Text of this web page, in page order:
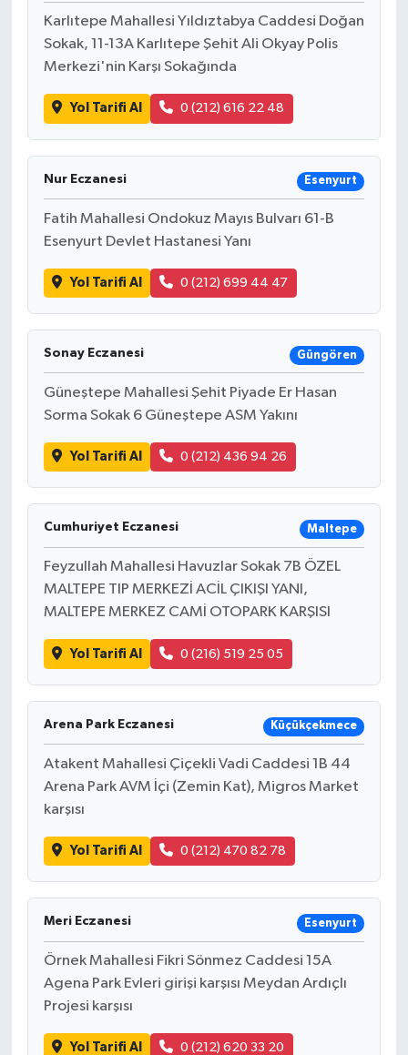
Karlıtepe Mahallesi Yıldıztabya Caddesi Doğan
Sokak, 11-13A Karlıtepe Şehit Ali Okyay Polis
Merkezi'nin Karşı Sokağında
Yol Tarifi Al 0 (212) 616 22 48
Nur Eczanesi Esenyurt
Fatih Mahallesi Ondokuz Mayıs Bulvarı 61-B
Esenyurt Devlet Hastanesi Yanı
Yol Tarifi Al 0 (212) 699 44 47
Sonay Eczanesi Güngören
Güneştepe Mahallesi Şehit Piyade Er Hasan
Sorma Sokak 6 Güneştepe ASM Yakını
Yol Tarifi Al 0 (212) 436 94 26
Cumhuriyet Eczanesi Maltepe
Feyzullah Mahallesi Havuzlar Sokak 7B ÖZEL
MALTEPE TIP MERKEZİ ACİL ÇIKIŞI YANI,
MALTEPE MERKEZ CAMİ OTOPARK KARŞISI
Yol Tarifi Al 0 (216) 519 25 05
Arena Park Eczanesi Küçükçekmece
Atakent Mahallesi Çiçekli Vadi Caddesi 1B 44
Arena Park AVM İçi (Zemin Kat), Migros Market
karşısı
Yol Tarifi Al 0 (212) 470 82 78
Meri Eczanesi Esenyurt
Örnek Mahallesi Fikri Sönmez Caddesi 15A
Agena Park Evleri girişi karşısı Meydan Ardıçlı
Projesi karşısı
Yol Tarifi Al 0 (212) 620 33 20